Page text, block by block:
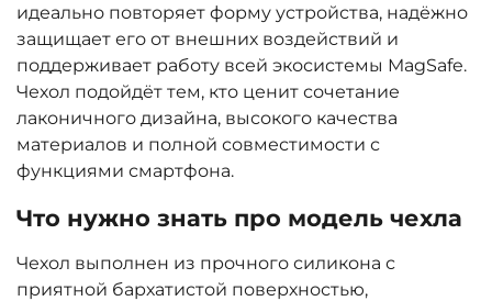
идеально повторяет форму устройства, надёжно
защищает его от внешних воздействий и
поддерживает работу всей экосистемы MagSafe.
Чехол подойдёт тем, кто ценит сочетание
лаконичного дизайна, высокого качества
материалов и полной совместимости с
функциями смартфона.
Что нужно знать про модель чехла
Чехол выполнен из прочного силикона с
приятной бархатистой поверхностью,